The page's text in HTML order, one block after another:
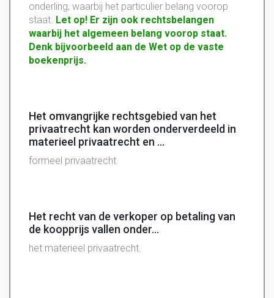
onderling, waarbij het particulier belang voorop
staat. Let op! Er zijn ook rechtsbelangen
waarbij het algemeen belang voorop staat.
Denk bijvoorbeeld aan de Wet op de vaste
boekenprijs.
Het omvangrijke rechtsgebied van het
privaatrecht kan worden onderverdeeld in
materieel privaatrecht en ...
formeel privaatrecht.
Het recht van de verkoper op betaling van
de koopprijs vallen onder...
het materieel privaatrecht.